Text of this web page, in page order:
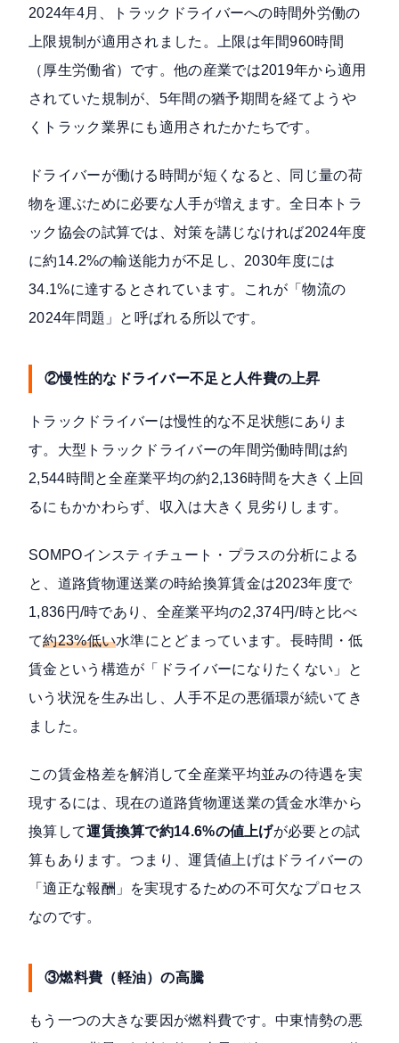
2024年4月、トラックドライバーへの時間外労働の
上限規制が適用されました。上限は年間960時間
（厚生労働省） です。他の産業では2019年から適用
されていた規制が、5年間の猶予期間を経てようや
くトラック業界にも適用されたかたちです。
ドライバーが働ける時間が短くなると、同じ量の荷
物を運ぶために必要な人手が増えます。全日本トラ
ック協会の試算では、対策を講じなければ2024年度
に約14.2%の輸送能力が不足し、2030年度には
34.1%に達する とされています。これが「物流の
2024年問題」と呼ばれる所以です。
②慢性的なドライバー不足と人件費の上昇
トラックドライバーは慢性的な不足状態にありま
す。大型トラックドライバーの年間労働時間は約
2,544時間と全産業平均の約2,136時間を大きく上回
るにもかかわらず、収入は大きく見劣りします。
SOMPOインスティチュート・プラスの分析による
と、道路貨物運送業の時給換算賃金は2023年度で
1,836円/時であり、全産業平均の2,374円/時と比べ
て約23%低い水準にとどまっています。長時間・低
賃金という構造が「ドライバーになりたくない」と
いう状況を生み出し、人手不足の悪循環が続いてき
ました。
この賃金格差を解消して全産業平均並みの待遇を実
現するには、現在の道路貨物運送業の賃金水準から
換算して運賃換算で約14.6%の値上げが必要との試
算もあります。つまり、運賃値上げはドライバーの
「適正な報酬」を実現するための不可欠なプロセス
なのです。
③燃料費（軽油）の高騰
もう一つの大きな要因が燃料費です。中東情勢の悪